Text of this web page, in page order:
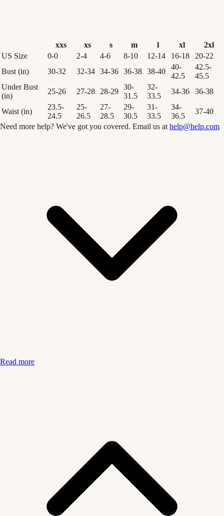
xxs xs s m l xl
2xl
US Size
0-0 2-4 4-6 8-10 12-14 16-18
20-22
Bust (in)
30-32 32-34 34-36 36-38 38-40
40-
42.5
42.5-
45.5
Under Bust
(in)
25-26 27-28 28-29
30-
31.5
32-
33.5
34-36 36-38
Waist (in)
23.5-
24.5
25-
26.5
27-
28.5
29-
30.5
31-
33.5
34-
36.5
37-40
Need more help? We've got you covered. Email us athelp@help.com
Read more